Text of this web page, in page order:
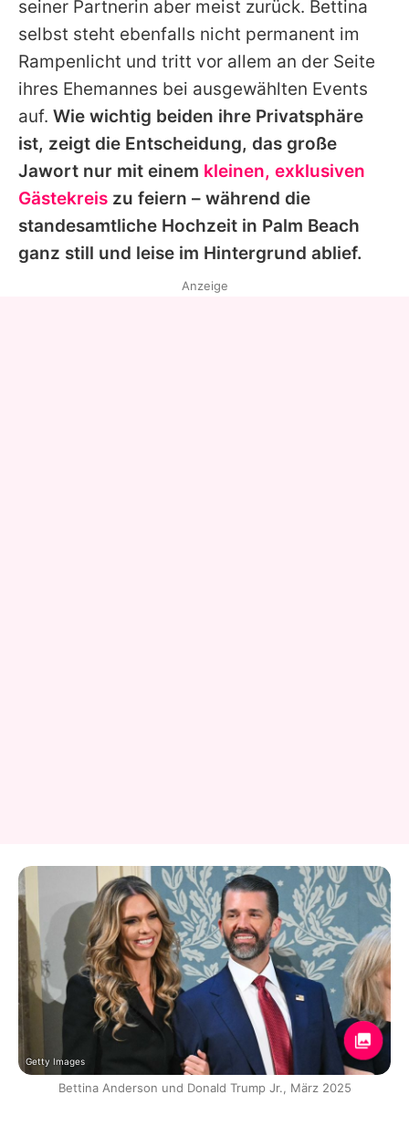
seiner Partnerin aber meist zurück. Bettina
selbst steht ebenfalls nicht permanent im
Rampenlicht und tritt vor allem an der Seite
ihres Ehemannes bei ausgewählten Events
auf. Wie wichtig beiden ihre Privatsphäre
ist, zeigt die Entscheidung, das große
Jawort nur mit einem kleinen, exklusiven
Gästekreis zu feiern – während die
standesamtliche Hochzeit in Palm Beach
ganz still und leise im Hintergrund ablief.
Anzeige
Getty Images
Bettina Anderson und Donald Trump Jr., März 2025